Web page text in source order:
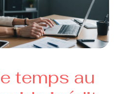
temps au